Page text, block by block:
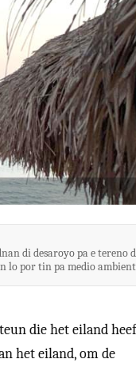
di desaroyo pa e tereno
lo por tin pa medio
die het eiland
het eiland, om de